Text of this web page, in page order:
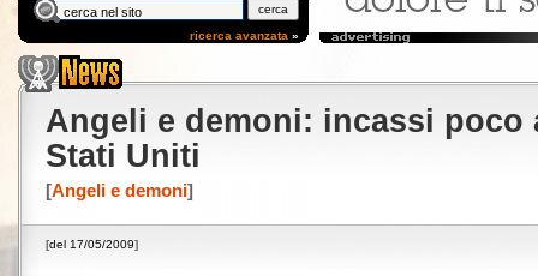
Angeli e demoni: incassi poco
Stati Uniti
[Angeli e demoni]
[del 17/05/2009]
ricerca avanzata »